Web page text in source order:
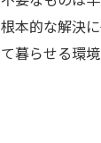
本的な解決
暮らせる環